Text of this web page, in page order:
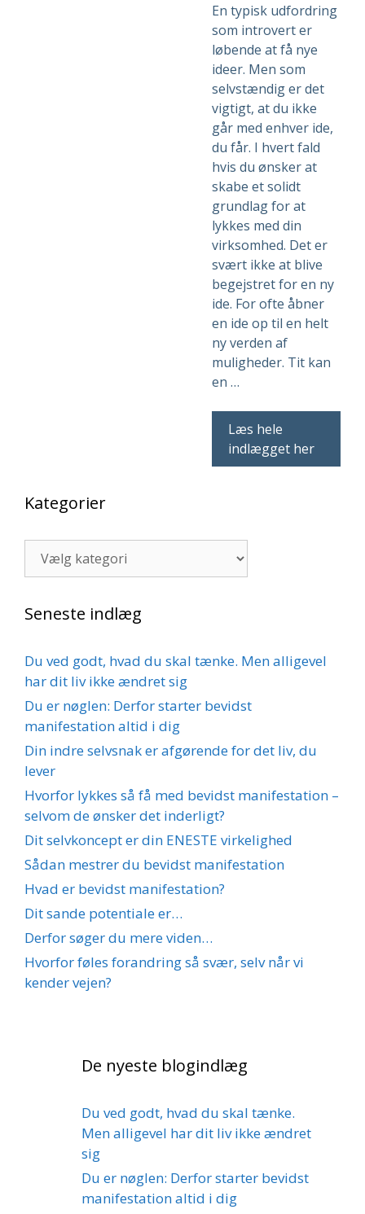
En typisk udfordring
som introvert er
løbende at få nye
ideer. Men som
selvstændig er det
vigtigt, at du ikke
går med enhver ide,
du får. I hvert fald
hvis du ønsker at
skabe et solidt
grundlag for at
lykkes med din
virksomhed. Det er
svært ikke at blive
begejstret for en ny
ide. For ofte åbner
en ide op til en helt
ny verden af
muligheder. Tit kan
en …
Læs hele
indlægget her
Kategorier
Kategorier
Seneste indlæg
Du ved godt, hvad du skal tænke. Men alligevel
har dit liv ikke ændret sig
Du er nøglen: Derfor starter bevidst
manifestation altid i dig
Din indre selvsnak er afgørende for det liv, du
lever
Hvorfor lykkes så få med bevidst manifestation –
selvom de ønsker det inderligt?
Dit selvkoncept er din ENESTE virkelighed
Sådan mestrer du bevidst manifestation
Hvad er bevidst manifestation?
Dit sande potentiale er…
Derfor søger du mere viden…
Hvorfor føles forandring så svær, selv når vi
kender vejen?
De nyeste blogindlæg
Du ved godt, hvad du skal tænke.
Men alligevel har dit liv ikke ændret
sig
Du er nøglen: Derfor starter bevidst
manifestation altid i dig